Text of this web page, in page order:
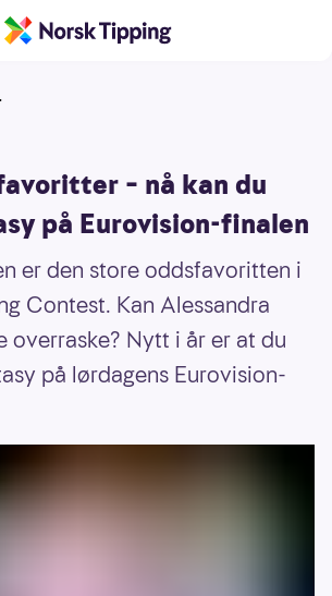
– nå kan du
på Eurovision-finalen
er den store oddsfavoritten i
Contest. Kan Alessandra
overraske? Nytt i år er at du
på lørdagens Eurovision-